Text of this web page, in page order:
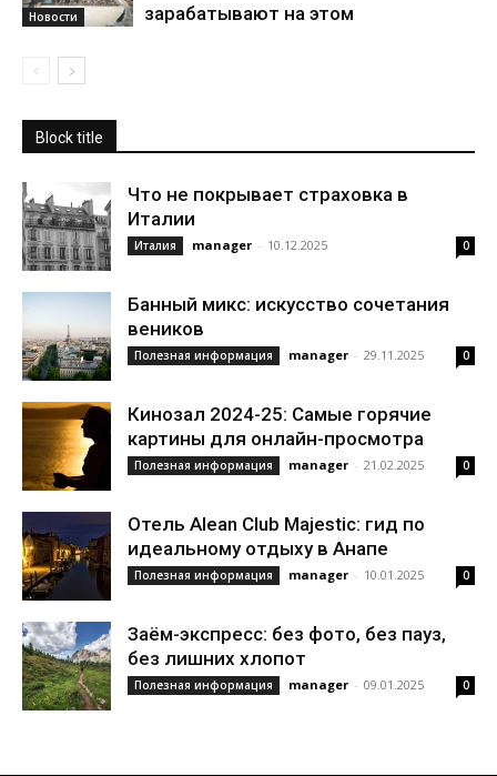
Новости
зарабатывают на этом
Block title
Что не покрывает страховка в
Италии
Италия manager - 10.12.2025 0
Банный микс: искусство сочетания
веников
Полезная информация manager - 29.11.2025 0
Кинозал 2024-25: Самые горячие
картины для онлайн-просмотра
Полезная информация manager - 21.02.2025 0
Отель Alean Club Majestic: гид по
идеальному отдыху в Анапе
Полезная информация manager - 10.01.2025 0
Заём-экспресс: без фото, без пауз,
без лишних хлопот
Полезная информация manager - 09.01.2025 0